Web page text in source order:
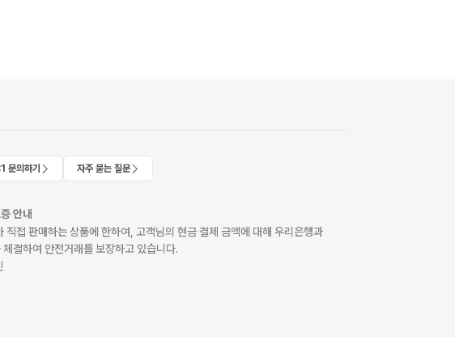
문의하기 자주 묻는 질문
안내
직접 판매하는 상품에 한하여, 고객님의 현금 결제 금액에 대해 우리은행과
결하여 안전거래를 보장하고 있습니다.